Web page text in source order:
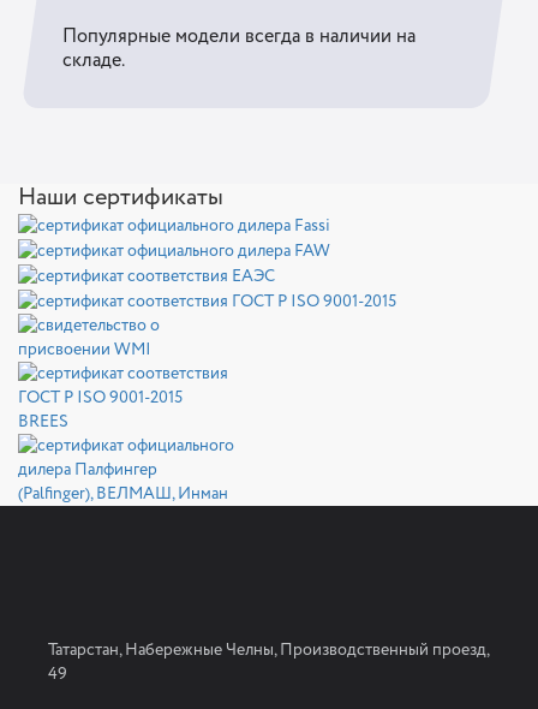
Популярные модели всегда в наличии на
складе.
Наши сертификаты
Татарстан, Набережные Челны, Производственный проезд,
49